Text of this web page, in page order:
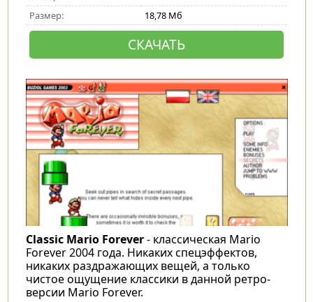
Размер: 18,78 Мб
СКАЧАТЬ
Classic Mario Forever- классическая Mario
Forever 2004 года. Никаких спецэффектов,
никаких раздражающих вещей, а только
чистое ощущение классики в данной ретро-
версии Mario Forever.